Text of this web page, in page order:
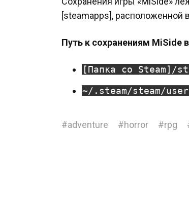
[steamapps], расположенной
Путь к сохранениям MiSide
[Папка со Steam]/
~/.steam/steam/
#adventure #horror #rpg